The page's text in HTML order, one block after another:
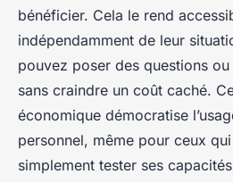
bénéficier. Cela le rend
indépendamment de leur
pouvez poser des questions ou
sans craindre un coût caché.
économique démocratise
personnel, même pour ceux
simplement tester ses